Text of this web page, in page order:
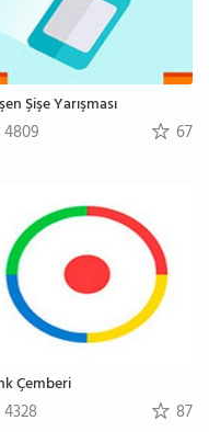
Şişe Yarışması
4809 67
Çemberi
4328 87